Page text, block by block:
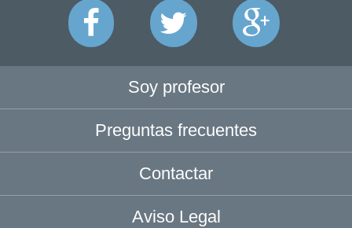
Soy profesor
Preguntas frecuentes
Contactar
Aviso Legal